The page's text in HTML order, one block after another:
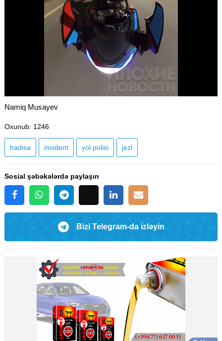
Namiq Musayev
Oxunub: 1246
hadisə insident yol polisi jezl
Sosial şəbəkələrdə paylaşın
Bizi Telegram-da izləyin